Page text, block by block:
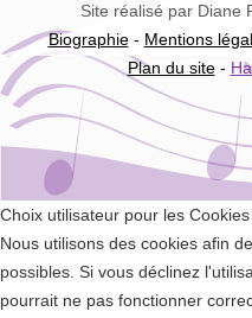
Site réalisé par Diane
Biographie- Mentions
Plan du site-
Choix utilisateur pour les Cookies
Nous utilisons des cookies afin
possibles. Si vous déclinez
pourrait ne pas fonctionner